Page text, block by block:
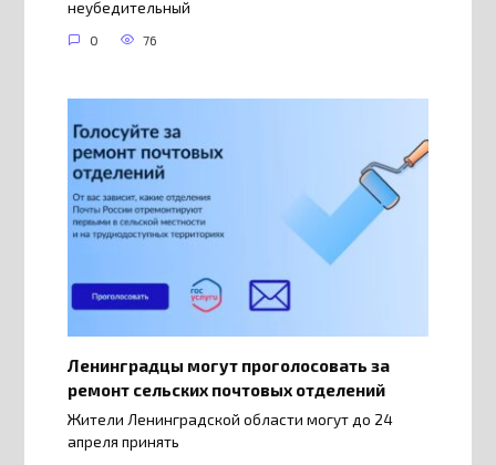
неубедительный
0 76
Ленинградцы могут проголосовать за
ремонт сельских почтовых отделений
Жители Ленинградской области могут до 24
апреля принять